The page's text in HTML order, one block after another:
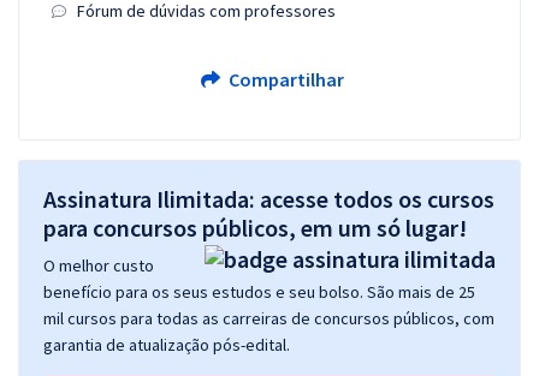
Fórum de dúvidas com professores
Compartilhar
Assinatura Ilimitada: acesse todos os cursos
para concursos públicos, em um só lugar!
O melhor custo
benefício para os seus estudos e seu bolso. São mais de 25
mil cursos para todas as carreiras de concursos públicos, com
garantia de atualização pós-edital.